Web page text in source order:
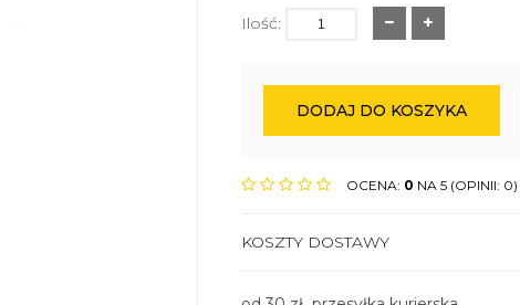
Ilość:
DODAJ DO KOSZYKA
OCENA: 0 NA 5 (OPINII: 0)
KOSZTY DOSTAWY